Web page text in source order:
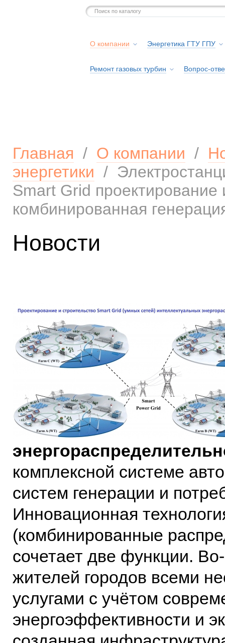
О компании Энергетика ГТУ ГПУ
Ремонт газовых турбин Вопрос-
Главная / О компании /
энергетики /
Smart Grid
комбинированная
Новости
комплексной системе
систем генерации и
Инновационная
(комбинированные
сочетает две функции.
жителей городов всеми
услугами с учётом
энергоэффективности и